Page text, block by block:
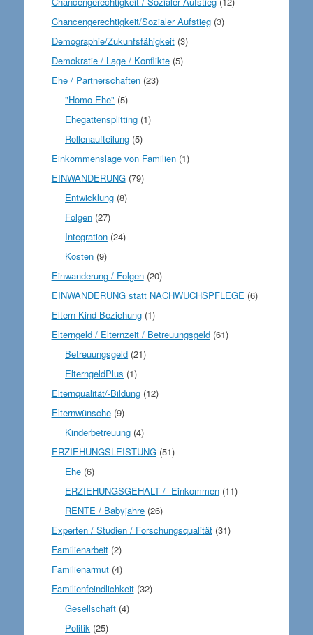
Chancengerechtigkeit/Sozialer Aufstieg(3)
Demographie/Zukunfsfähigkeit(3)
Demokratie / Lage / Konflikte(5)
Ehe / Partnerschaften(23)
"Homo-Ehe" (5)
Ehegattensplitting (1)
Rollenaufteilung (5)
Einkommenslage von Familien(1)
EINWANDERUNG(79)
Entwicklung (8)
Folgen (27)
Integration (24)
Kosten (9)
Einwanderung / Folgen(20)
EINWANDERUNG statt NACHWUCHSPFLEGE (6)
Eltern-Kind Beziehung(1)
Elterngeld / Elternzeit / Betreuungsgeld(61)
Betreuungsgeld (21)
ElterngeldPlus (1)
Elternqualität/-Bildung(12)
Elternwünsche(9)
Kinderbetreuung (4)
ERZIEHUNGSLEISTUNG(51)
Ehe (6)
ERZIEHUNGSGEHALT / -Einkommen (11)
RENTE / Babyjahre (26)
Experten / Studien / Forschungsqualität(31)
Familienarbeit(2)
Familienarmut(4)
Familienfeindlichkeit(32)
Gesellschaft (4)
Politik (25)